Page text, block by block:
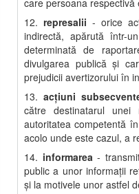
care persoana respectivă
12. represalii - orice
indirectă, apărută într-
determinată de
divulgarea publică şi
prejudicii avertizorului în
13.acţiuni
către destinatarul
autoritatea competentă
acolo unde este cazul, a
14. informarea-
public a unor informaţii
şi la motivele unor astfel